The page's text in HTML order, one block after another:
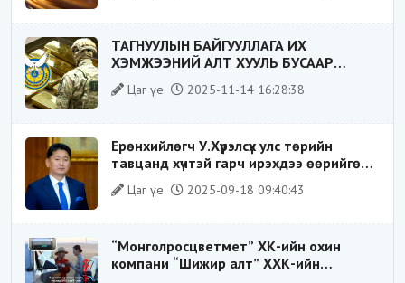
ТАГНУУЛЫН БАЙГУУЛЛАГА ИХ
ХЭМЖЭЭНИЙ АЛТ ХУУЛЬ БУСААР
ХИЛЭЭР ГАРГАХ ГЭЖ БАЙСАН
ҮЙЛДЛИЙГ ТАСЛАН ЗОГСООЛОО
Цаг үе 2025-11-14 16:28:38
Ерөнхийлөгч У.Хүрэлсүх улс төрийн
тавцанд хүчтэй гарч ирэхдээ өөрийгөө
шударга ёсны төлөө тэмцэгч, “хуучин
тогтолцооны хонгилыг нураагч” гэсэн
Цаг үе 2025-09-18 09:40:43
“Монголросцветмет” ХК-ийн охин
компани “Шижир алт” ХХК-ийн